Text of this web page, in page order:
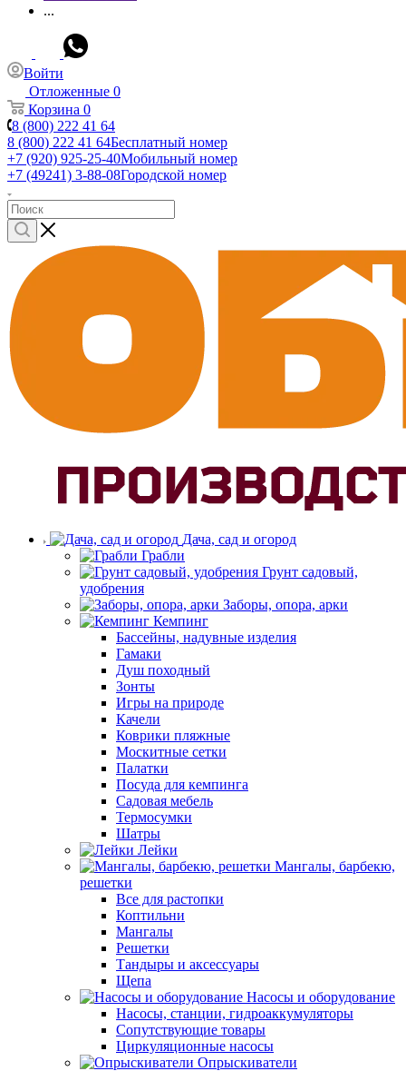
...
Войти
Отложенные 0
Корзина 0
8 (800) 222 41 64
8 (800) 222 41 64Бесплатный номер
+7 (920) 925-25-40Мобильный номер
+7 (49241) 3-88-08Городской номер
Дача, сад и огород
Грабли
Грунт садовый,
удобрения
Заборы, опора, арки
Кемпинг
Бассейны, надувные изделия
Гамаки
Душ походный
Зонты
Игры на природе
Качели
Коврики пляжные
Москитные сетки
Палатки
Посуда для кемпинга
Садовая мебель
Термосумки
Шатры
Лейки
Мангалы, барбекю,
решетки
Все для растопки
Коптильни
Мангалы
Решетки
Тандыры и аксессуары
Щепа
Насосы и оборудование
Насосы, станции, гидроаккумуляторы
Сопутствующие товары
Циркуляционные насосы
Опрыскиватели